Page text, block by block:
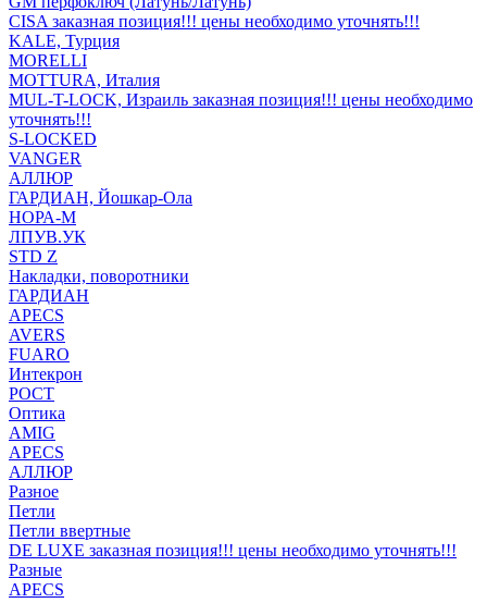
CISA заказная позиция!!! цены необходимо уточнять!!!
KALE, Турция
MORELLI
MOTTURA, Италия
MUL-T-LOCK, Израиль заказная позиция!!! цены необходимо
уточнять!!!
S-LOCKED
VANGER
АЛЛЮР
ГАРДИАН, Йошкар-Ола
НОРА-М
ЛПУВ.УК
STD Z
Накладки, поворотники
ГАРДИАН
APECS
AVERS
FUARO
Интекрон
РОСТ
Оптика
AMIG
APECS
АЛЛЮР
Разное
Петли
Петли ввертные
DE LUXE заказная позиция!!! цены необходимо уточнять!!!
Разные
APECS